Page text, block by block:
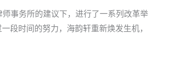
事务所的建议下，进行了一系列改革举
段时间的努力，海韵轩重新焕发生机，